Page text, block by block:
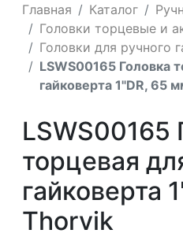
Главная Каталог
Головки торцевые и
Головки для ручного
LSWS00165 Головка
гайковерта 1"DR, 65
LSWS00165
торцевая
гайковерта
Thorvik